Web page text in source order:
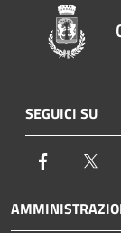
SEGUICI SU
Facebook